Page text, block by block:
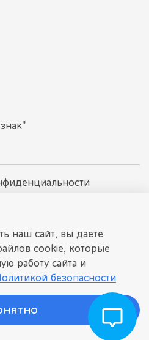
контента без письменного
магазин детских игрушек.
наш сайт, вы даете
cookie, которые
работу сайта и
безопасности